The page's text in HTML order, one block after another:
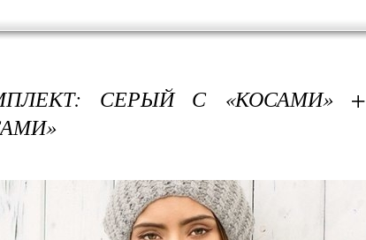
СЕРЫЙ С «КОСАМИ» +